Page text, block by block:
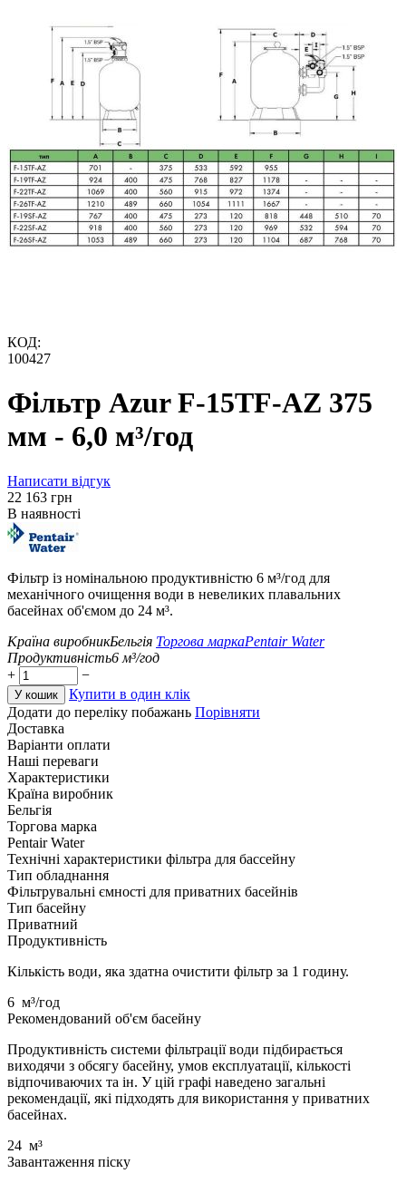
КОД:
100427
Фільтр Azur F-15TF-AZ 375
мм - 6,0 м³/год
Написати відгук
‍22 163‍ грн
В наявності
Фільтр із номінальною продуктивністю 6 м³/год для
механічного очищення води в невеликих плавальних
басейнах об'ємом до 24 м³.
Країна виробникБельгія Торгова маркаPentair Water
Продуктивність6 м³/год
+
−
У кошик
Купити в один клік
Додати до переліку побажань Порівняти
Доставка
Варіанти оплати
Наші переваги
Характеристики
Країна виробник
Бельгія
Торгова марка
Pentair Water
Технічні характеристики фільтра для бассейну
Тип обладнання
Фільтрувальні ємності для приватних басейнів
Тип басейну
Приватний
Продуктивність
Кількість води, яка здатна очистити фільтр за 1 годину.
6 м³/год
Рекомендований об'єм басейну
Продуктивність системи фільтрації води підбирається
виходячи з обсягу басейну, умов експлуатації, кількості
відпочиваючих та ін. У цій графі наведено загальні
рекомендації, які підходять для використання у приватних
басейнах.
24 м³
Завантаження піску